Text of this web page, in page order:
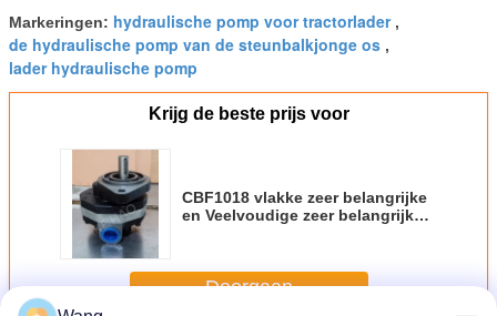
Markeringen: hydraulische pomp voor tractorlader,
de hydraulische pomp van de steunbalkjonge os ,
lader hydraulische pomp
Krijg de beste prijs voor
CBF1018 vlakke zeer belangrijke
en Veelvoudige zeer belangrijke
Voertuig
Doorgaan